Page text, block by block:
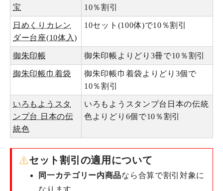
宝
10％割引
日めくりカレン
ダー台座(10体入)
10セット(100体)で10％割引
御朱印帳 御朱印帳よりどり3冊で10％割引
御朱印帳巾着袋
御朱印帳巾着袋よりどり3個で
10％割引
いろもようスタ
ンプ台 日本の伝
統色
いろもようスタンプ台日本の伝統
色よりどり6個で10％割引
セット割引の適用について
同一カテゴリー内商品なら合算で割引対象に